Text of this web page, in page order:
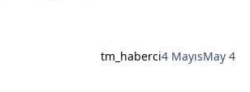
tm_haberci4 MayısMay 4